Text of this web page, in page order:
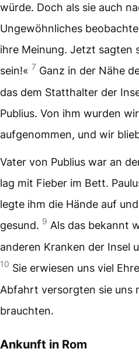
würde. Doch als sie auch
Ungewöhnliches
ihre Meinung. Jetzt sagten
sein!« 7 Ganz in der Nähe
das dem Statthalter der
Publius. Von ihm wurden
aufgenommen, und wir
Vater von Publius war an
lag mit Fieber im Bett.
legte ihm die Hände auf
gesund. 9 Als das bekannt
anderen Kranken der Insel
10 Sie erwiesen uns viel
Abfahrt versorgten sie uns
brauchten.
Ankunft in Rom